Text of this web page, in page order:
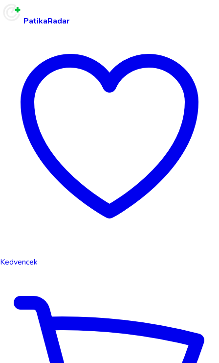
PatikaRadar
Kedvencek